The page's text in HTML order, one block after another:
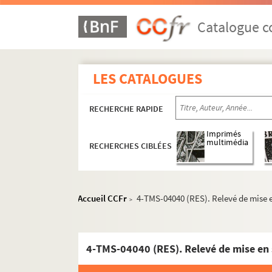
Catalogue
LES CATALOGUES
RECHERCHE RAPIDE
RECHERCHES CIBLÉES
Imprimés
multimédia
Accueil CCFr > 4-TMS-04040 (RES). Relevé de mise
4-TMS-04040 (RES). Relevé de mise en